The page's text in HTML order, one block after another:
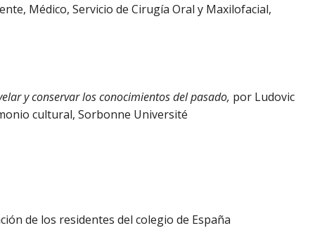
Médico, Servicio de Cirugía Oral y Maxilofacial,
y conservar los conocimientos del pasado, por Ludovic
cultural, Sorbonne Université
de los residentes del colegio de España